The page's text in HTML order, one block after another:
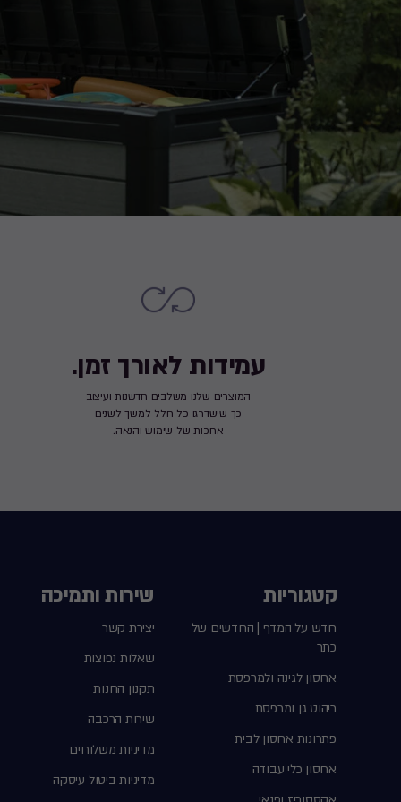
עמידות לאורך זמן.
המוצרים שלנו משלבים חדשנות ועיצוב
כך שישדרגו כל חלל למשך לשנים
ארוכות של שימוש והנאה.
קטגוריות
חדש על המדף | החדשים של
כתר
אחסון לגינה ולמרפסת
ריהוט גן ומרפסת
פתרונות אחסון לבית
אחסון כלי עבודה
שירות ותמיכה
יצירת קשר
שאלות נפוצות
תקנון החנות
שירות הרכבה
מדיניות משלוחים
מדיניות ביטול עיסקה